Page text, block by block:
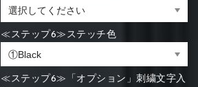
≪ステップ6≫ステッチ色
≪ステップ6≫「オプション」刺繍文字入